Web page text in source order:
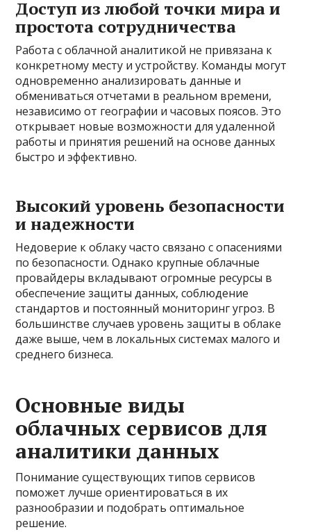
Доступ из любой точки мира и
простота сотрудничества
Работа с облачной аналитикой не привязана к
конкретному месту и устройству. Команды могут
одновременно анализировать данные и
обмениваться отчетами в реальном времени,
независимо от географии и часовых поясов. Это
открывает новые возможности для удаленной
работы и принятия решений на основе данных
быстро и эффективно.
Высокий уровень безопасности
и надежности
Недоверие к облаку часто связано с опасениями
по безопасности. Однако крупные облачные
провайдеры вкладывают огромные ресурсы в
обеспечение защиты данных, соблюдение
стандартов и постоянный мониторинг угроз. В
большинстве случаев уровень защиты в облаке
даже выше, чем в локальных системах малого и
среднего бизнеса.
Основные виды
облачных сервисов для
аналитики данных
Понимание существующих типов сервисов
поможет лучше ориентироваться в их
разнообразии и подобрать оптимальное
решение.